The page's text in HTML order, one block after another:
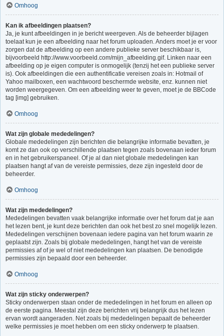
Omhoog
Kan ik afbeeldingen plaatsen?
Ja, je kunt afbeeldingen in je bericht weergeven. Als de beheerder bijlagen
toelaat kun je een afbeelding naar het forum uploaden. Anders moet je er voor
zorgen dat de afbeelding op een andere publieke server beschikbaar is,
bijvoorbeeld http://www.voorbeeld.com/mijn_afbeelding.gif. Linken naar een
afbeelding op je eigen computer is onmogelijk (tenzij het een publieke server
is). Ook afbeeldingen die een authentificatie vereisen zoals in: Hotmail of
Yahoo mailboxen, een wachtwoord beschermde website, enz. kunnen niet
worden weergegeven. Om een afbeelding weer te geven, moet je de BBCode
tag [img] gebruiken.
Omhoog
Wat zijn globale mededelingen?
Globale mededelingen zijn berichten die belangrijke informatie bevatten, je
komt ze dan ook op verschillende plaatsen tegen zoals bovenaan ieder forum
en in het gebruikerspaneel. Of je al dan niet globale mededelingen kan
plaatsen hangt af van de vereiste permissies, deze zijn ingesteld door de
beheerder.
Omhoog
Wat zijn mededelingen?
Mededelingen bevatten vaak belangrijke informatie over het forum dat je aan
het lezen bent, je kunt deze berichten dan ook het best zo snel mogelijk lezen.
Mededelingen verschijnen bovenaan iedere pagina van het forum waarin ze
geplaatst zijn. Zoals bij globale mededelingen, hangt het van de vereiste
permissies af of je wel of niet mededelingen kan plaatsen. De benodigde
permissies zijn bepaald door een beheerder.
Omhoog
Wat zijn sticky onderwerpen?
Sticky onderwerpen staan onder de mededelingen in het forum en alleen op
de eerste pagina. Meestal zijn deze berichten vrij belangrijk dus het lezen
ervan wordt aangeraden. Net zoals bij mededelingen bepaalt de beheerder
welke permissies je moet hebben om een sticky onderwerp te plaatsen.